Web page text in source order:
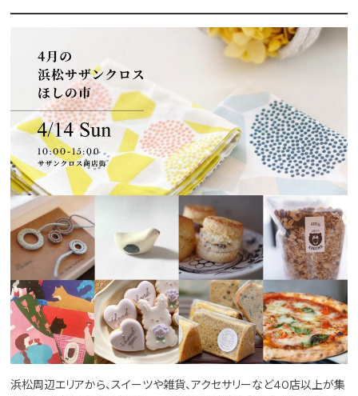
浜松周辺エリアから、スイーツや雑貨、アクセサリーなど40店以上が集